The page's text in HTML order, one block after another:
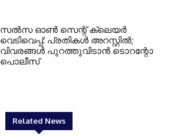
സൽസ ഓൺ സെന്റ് ക്ലെയർ
വെടിവെപ്പ്: പ്രതികൾ അറസ്റ്റിൽ;
വിവരങ്ങൾ പുറത്തുവിടാൻ ടൊറന്റോ
പൊലീസ്
Related News